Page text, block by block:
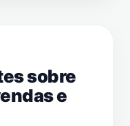
sobre
e